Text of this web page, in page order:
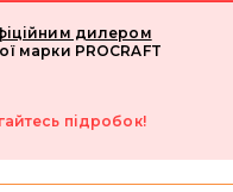
дилером
марки PROCRAFT
підробок!